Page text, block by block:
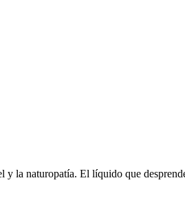
la naturopatía. El líquido que